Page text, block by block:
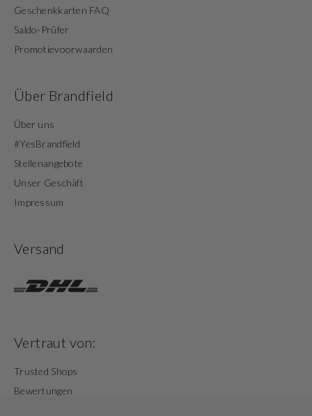
Geschenkkarten FAQ
Saldo-Prüfer
Promotievoorwaarden
Über Brandfield
Über uns
#YesBrandfield
Stellenangebote
Unser Geschäft
Impressum
Versand
Vertraut von:
Trusted Shops
Bewertungen